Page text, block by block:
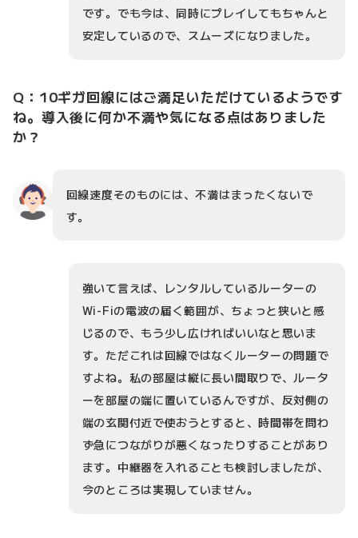
です。でも今は、同時にプレイしてもちゃんと
安定しているので、スムーズになりました。
Q：10ギガ回線にはご満足いただけているようです
ね。導入後に何か不満や気になる点はありました
か？
回線速度そのものには、不満はまったくないで
す。
強いて言えば、レンタルしているルーターの
Wi-Fiの電波の届く範囲が、ちょっと狭いと感
じるので、もう少し広ければいいなと思いま
す。ただこれは回線ではなくルーターの問題で
すよね。私の部屋は縦に長い間取りで、ルータ
ーを部屋の端に置いているんですが、反対側の
端の玄関付近で使おうとすると、時間帯を問わ
ず急につながりが悪くなったりすることがあり
ます。中継器を入れることも検討しましたが、
今のところは実現していません。